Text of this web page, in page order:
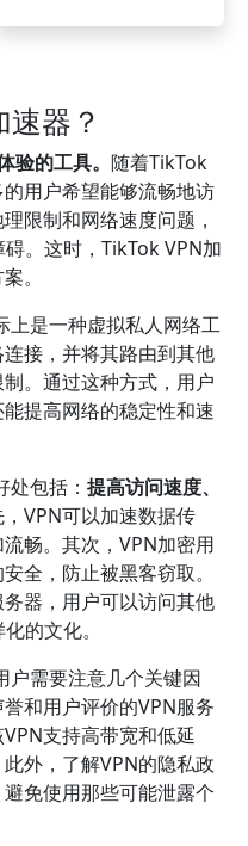
器？
的工具。 随着TikTok
用户希望能够流畅地访
限制和网络速度问题，
。这时，TikTok VPN加
。
上是一种虚拟私人网络工
接，并将其路由到其他
。通过这种方式，用户
提高网络的稳定性和速
包括： 提高访问速度、
VPN可以加速数据传
畅。其次，VPN加密用
全，防止被黑客窃取。
器，用户可以访问其他
的文化。
户需要注意几个关键因
和用户评价的VPN服务
支持高带宽和低延
外，了解VPN的隐私政
免使用那些可能泄露个